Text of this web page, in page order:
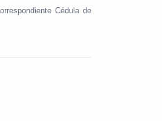
Cédula de